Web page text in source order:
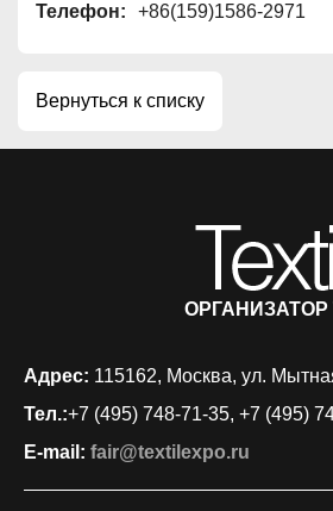
Телефон:
+86(159)1586-2971
Вернуться к списку
Адрес: 115162, Москва, ул.
Тел.:+7 (495) 748-71-35, +7 (495)
E-mail: fair@textilexpo.ru